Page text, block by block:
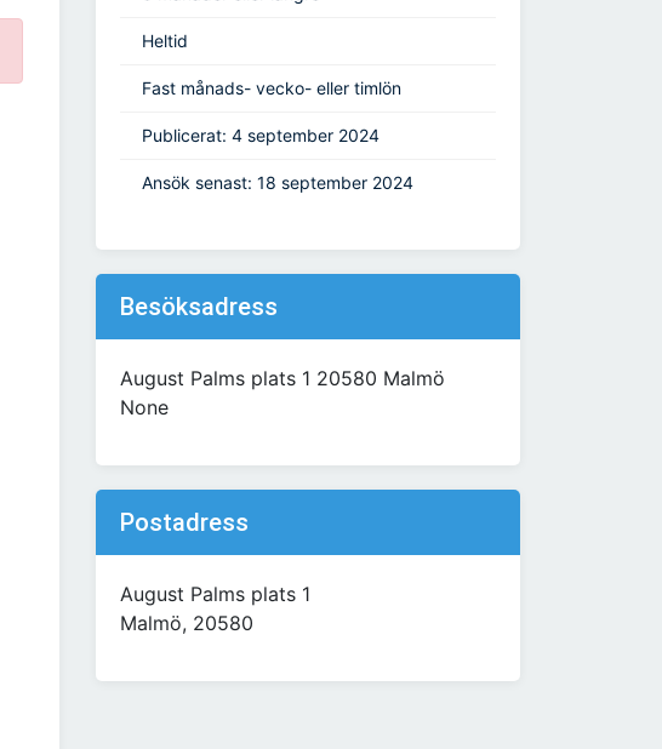
Heltid
Fast månads- vecko- eller timlön
Publicerat: 4 september 2024
Ansök senast: 18 september 2024
Besöksadress
August Palms plats 1 20580 Malmö
None
Postadress
August Palms plats 1
Malmö, 20580